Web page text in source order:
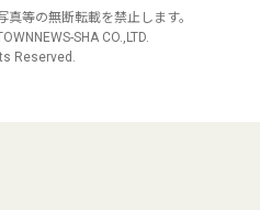
等の無断転載を禁止します。
SHA CO.,LTD.
Reserved.